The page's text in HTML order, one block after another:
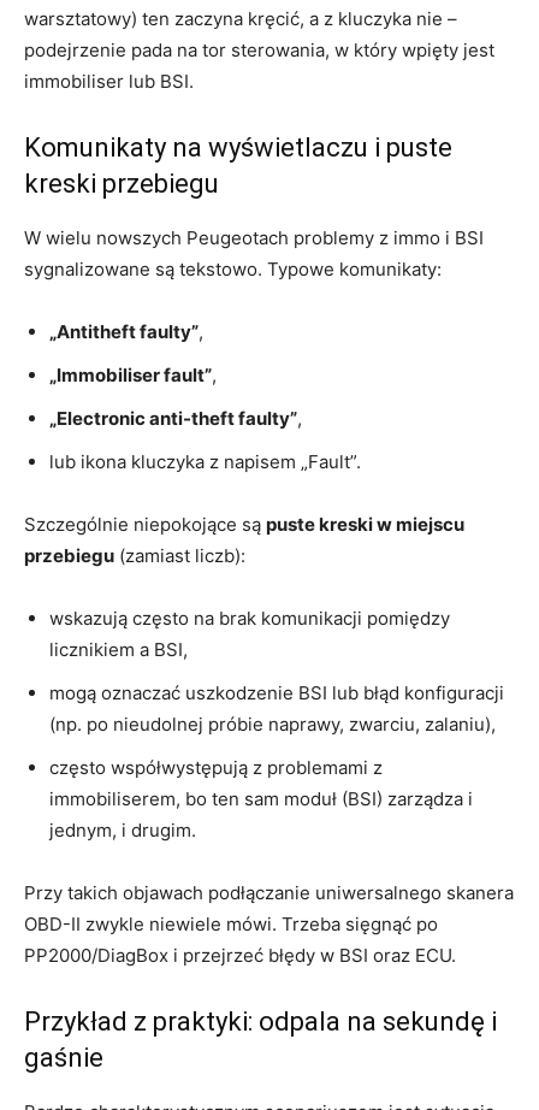
warsztatowy) ten zaczyna kręcić, a z kluczyka nie –
podejrzenie pada na tor sterowania, w który wpięty jest
immobiliser lub BSI.
Komunikaty na wyświetlaczu i puste
kreski przebiegu
W wielu nowszych Peugeotach problemy z immo i BSI
sygnalizowane są tekstowo. Typowe komunikaty:
„Antitheft faulty”,
„Immobiliser fault”,
„Electronic anti-theft faulty”,
lub ikona kluczyka z napisem „Fault”.
Szczególnie niepokojące są puste kreski w miejscu
przebiegu (zamiast liczb):
wskazują często na brak komunikacji pomiędzy
licznikiem a BSI,
mogą oznaczać uszkodzenie BSI lub błąd konfiguracji
(np. po nieudolnej próbie naprawy, zwarciu, zalaniu),
często współwystępują z problemami z
immobiliserem, bo ten sam moduł (BSI) zarządza i
jednym, i drugim.
Przy takich objawach podłączanie uniwersalnego skanera
OBD-II zwykle niewiele mówi. Trzeba sięgnąć po
PP2000/DiagBox i przejrzeć błędy w BSI oraz ECU.
Przykład z praktyki: odpala na sekundę i
gaśnie